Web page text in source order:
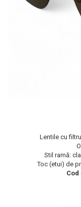
Cuverturi bumbac
Lentile cu
Stil ramă:
Toc (etui) de
Cod